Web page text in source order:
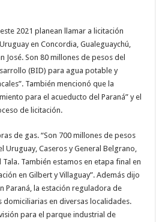
2021 planean llamar a licitación
en Concordia, Gualeguaychú,
José. Son 80 millones de pesos del
(BID) para agua potable y
También mencionó que la
para el acueducto del Paraná” y el
de licitación.
de gas. “Son 700 millones de pesos
Uruguay, Caseros y General Belgrano,
También estamos en etapa final en
en Gilbert y Villaguay”. Además dijo
Paraná, la estación reguladora de
domiciliarias en diversas localidades.
para el parque industrial de